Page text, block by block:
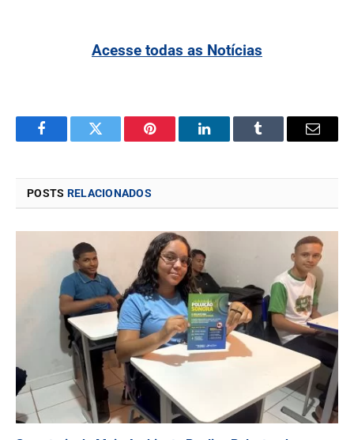
Acesse todas as Notícias
FacebookTwitter Pinterest LinkedInTumblr Email
POSTS RELACIONADOS